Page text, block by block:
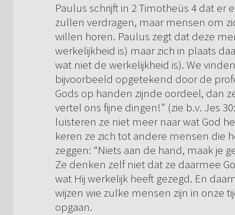
Paulus schrijft in 2 Timotheüs 4 dat
zullen verdragen, maar mensen om
willen horen. Paulus zegt dat deze
werkelijkheid is) maar zich in plaats
wat niet de werkelijkheid is). We
bijvoorbeeld opgetekend door de
Gods op handen zijnde oordeel, dan
vertel ons fijne dingen!” (zie b.v. Jes
luisteren ze niet meer naar wat God
keren ze zich tot andere mensen die
zeggen: “Niets aan de hand, maak je
Ze denken zelf niet dat ze daarmee
wat Hij werkelijk heeft gezegd. En
wijzen wie zulke mensen zijn in onze
opgaan.